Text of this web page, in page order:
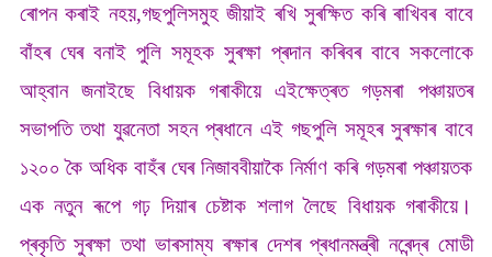
ৰোপন কৰাই নহয়,গছপুলিসমুহ জীয়াই ৰখি সুৰক্ষিত কৰি ৰাখিবৰ বাবে
বাঁহৰ ঘেৰ বনাই পুলি সমূহক সুৰক্ষা প্ৰদান কৰিবৰ বাবে সকলোকে
আহ্বান জনাইছে বিধায়ক গৰাকীয়ে এইক্ষেত্ৰত গড়মৰা পঞ্চায়তৰ
সভাপতি তথা যুৱনেতা সহন প্ৰধানে এই গছপুলি সমূহৰ সুৰক্ষাৰ বাবে
১২০০ কৈ অধিক বাহঁৰ ঘেৰ নিজাববীয়াকৈ নিৰ্মাণ কৰি গড়মৰা পঞ্চায়তক
এক নতুন ৰূপে গঢ় দিয়াৰ চেষ্টাক শলাগ লৈছে বিধায়ক গৰাকীয়ে।
প্ৰকৃতি সুৰক্ষা তথা ভাৰসাম্য ৰক্ষাৰ দেশৰ প্ৰধানমন্ত্ৰী নৰেন্দ্ৰ মোডী